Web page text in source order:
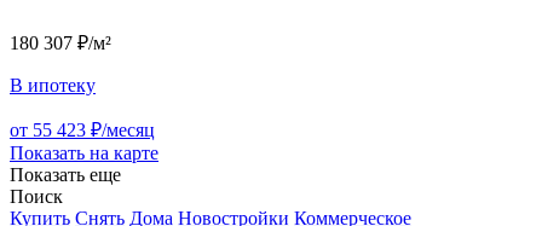
180 307 ₽/м²
В ипотеку
от 55 423 ₽/месяц
Показать на карте
Показать еще
Поиск
Купить Снять Дома Новостройки Коммерческое